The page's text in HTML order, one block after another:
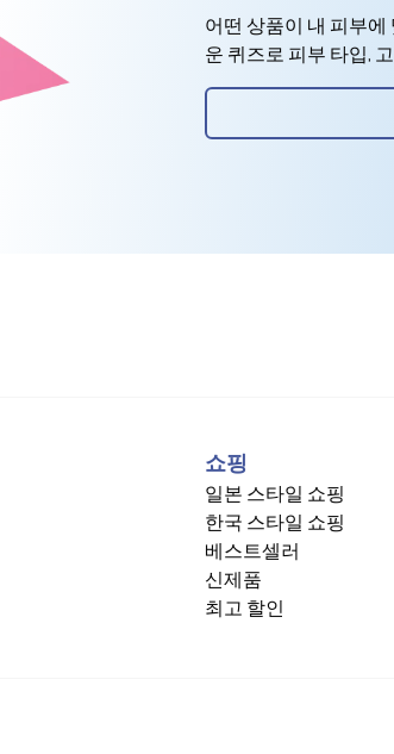
어떤 상품이 내 피부
운 퀴즈로 피부 타입,
쇼핑
일본 스타일 쇼핑
한국 스타일 쇼핑
베스트셀러
신제품
최고 할인